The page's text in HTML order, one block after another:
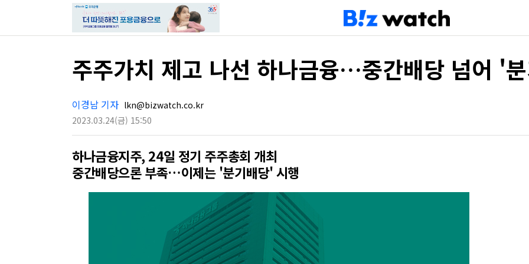
주주가치 제고 나선 하나금융…중간배당 넘어 '
이경남 기자 lkn@bizwatch.co.kr
2023.03.24(금) 15:50
하나금융지주, 24일 정기 주주총회 개최
중간배당으론 부족…이제는 '분기배당' 시행